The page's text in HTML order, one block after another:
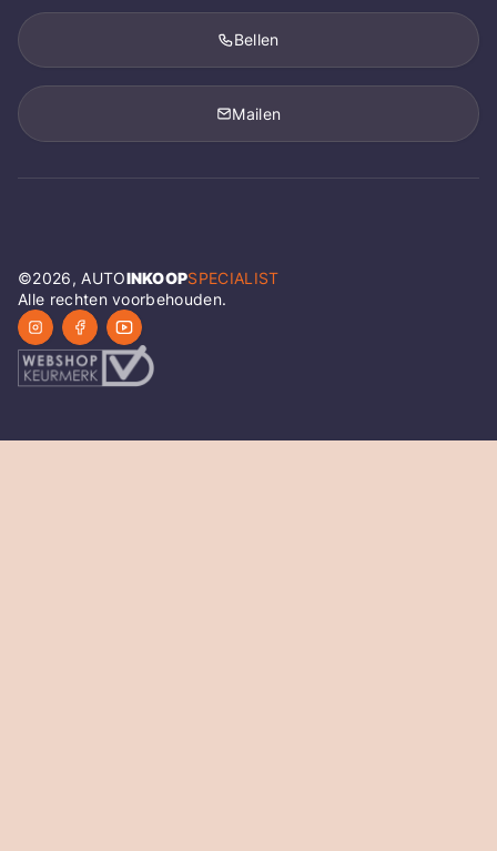
Bellen
Mailen
©2026, AUTOINKOOPSPECIALIST
Alle rechten voorbehouden.